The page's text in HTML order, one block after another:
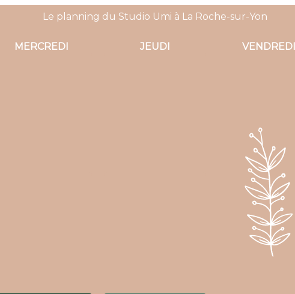
Le planning du Studio Umi à La Roche-sur-Yon
MERCREDI JEUDI VENDREDI